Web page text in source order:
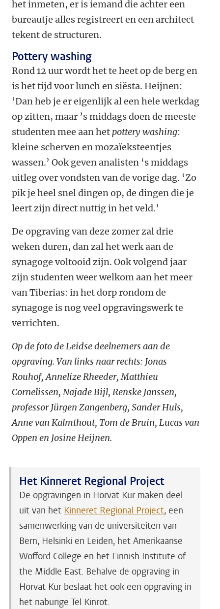
het inmeten, er is iemand die achter een
bureautje alles registreert en een architect
tekent de structuren.
Pottery washing
Rond 12 uur wordt het te heet op de berg en
is het tijd voor lunch en siësta. Heijnen:
‘Dan heb je er eigenlijk al een hele werkdag
op zitten, maar ’s middags doen de meeste
studenten mee aan het pottery washing:
kleine scherven en mozaïeksteentjes
wassen.’ Ook geven analisten ‘s middags
uitleg over vondsten van de vorige dag. ‘Zo
pik je heel snel dingen op, de dingen die je
leert zijn direct nuttig in het veld.’
De opgraving van deze zomer zal drie
weken duren, dan zal het werk aan de
synagoge voltooid zijn. Ook volgend jaar
zijn studenten weer welkom aan het meer
van Tiberias: in het dorp rondom de
synagoge is nog veel opgravingswerk te
verrichten.
Op de foto de Leidse deelnemers aan de
opgraving. Van links naar rechts: Jonas
Rouhof, Annelize Rheeder, Matthieu
Cornelissen, Najade Bijl, Renske Janssen,
professor Jürgen Zangenberg, Sander Huls,
Anne van Kalmthout, Tom de Bruin, Lucas van
Oppen en Josine Heijnen.
Het Kinneret Regional Project
De opgravingen in Horvat Kur maken deel
uit van het Kinneret Regional Project, een
samenwerking van de universiteiten van
Bern, Helsinki en Leiden, het Amerikaanse
Wofford College en het Finnish Institute of
the Middle East. Behalve de opgraving in
Horvat Kur beslaat het ook een opgraving in
het naburige Tel Kinrot.